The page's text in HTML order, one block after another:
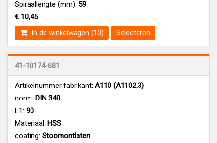
Spiraallengte (mm): 59
€ 10,45
In de winkelwagen (10)
Selecteren
41-10174-681
Artikelnummer fabrikant: A110 (A1102.3)
norm: DIN 340
L1: 90
Materiaal: HSS
coating: Stoomontlaten